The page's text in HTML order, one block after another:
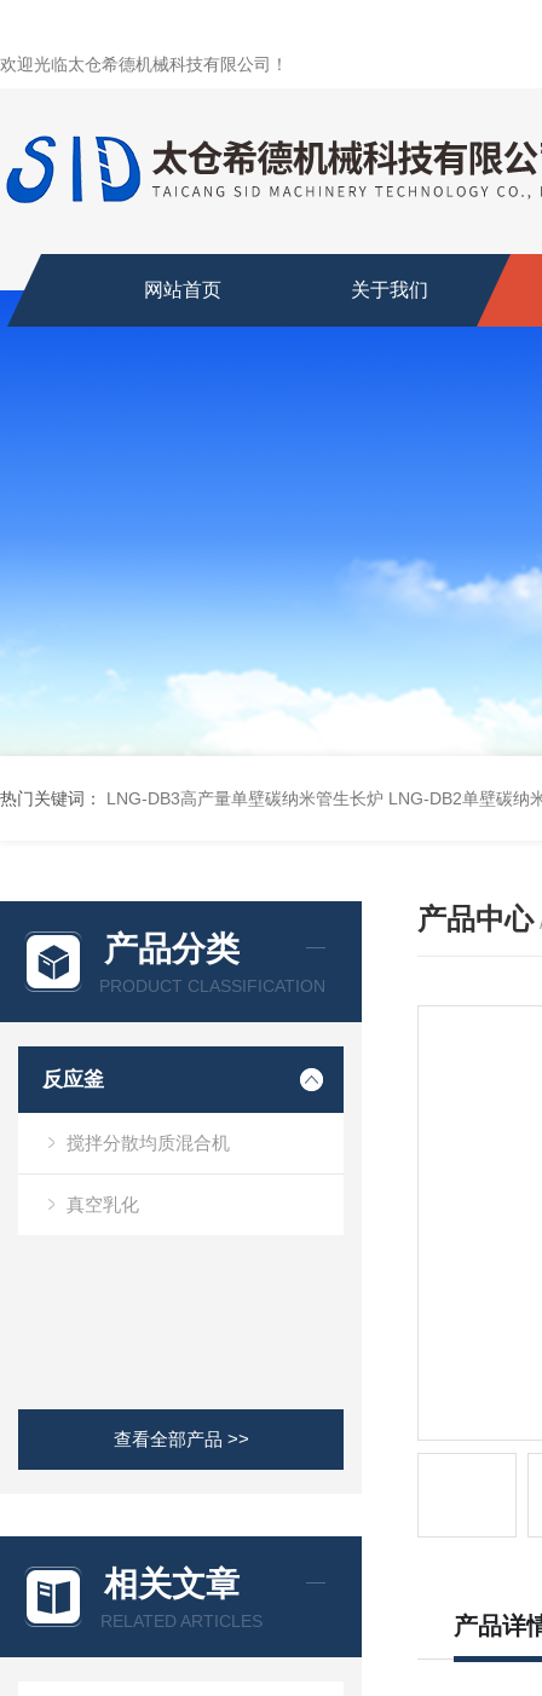
欢迎光临太仓希德机械科技有限公司！
网站首页 关于我们
热门关键词： LNG-DB3高产量单壁碳纳米管生长炉 LNG-DB2单壁碳纳
产品分类
PRODUCT CLASSIFICATION
反应釜
搅拌分散均质混合机
真空乳化
查看全部产品 >>
相关文章
RELATED ARTICLES
产品中心
产品详